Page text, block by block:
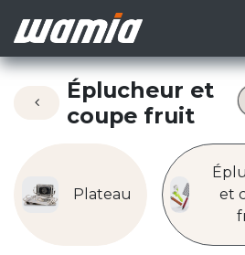
Éplucheur et
coupe fruit
Plateau
et